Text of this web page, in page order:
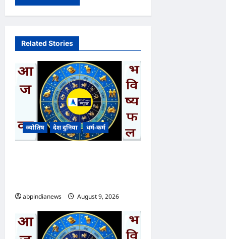
Related Stories
ज्योतिष देश दुनिया धर्म-कर्म
abpindianews August 9, 2026